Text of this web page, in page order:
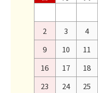
2
3 4
9
10 11
16
17 18
23
24 25